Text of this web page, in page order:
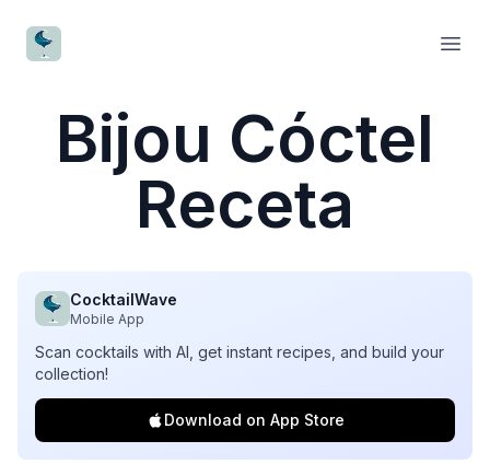
CocktailWave
Bijou Cóctel
Receta
CocktailWave
Mobile App
Scan cocktails with AI, get instant recipes, and build your
collection!
Download on App Store